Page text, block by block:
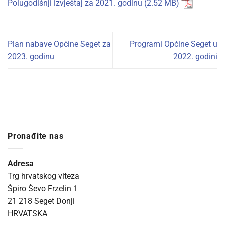
Polugodišnji izvještaj za 2021. godinu
Plan nabave Općine Seget za
2023. godinu
Programi Općine Seget u
2022. godini
Pronađite nas
Adresa
Trg hrvatskog viteza
Špiro Ševo Frzelin 1
21 218 Seget Donji
HRVATSKA